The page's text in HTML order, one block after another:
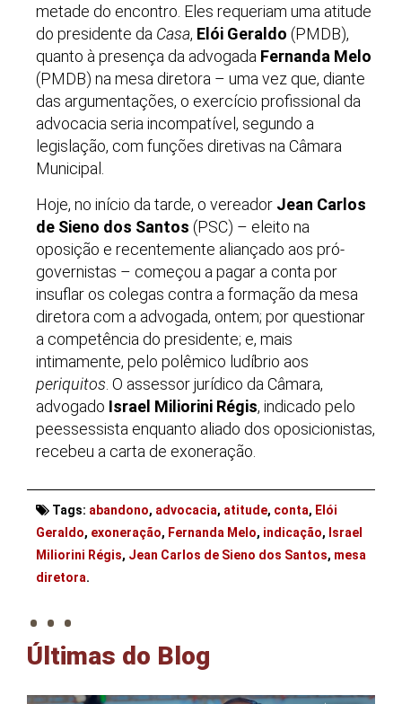
metade do encontro. Eles requeriam uma atitude
do presidente da Casa, Elói Geraldo (PMDB),
quanto à presença da advogada Fernanda Melo
(PMDB) na mesa diretora – uma vez que, diante
das argumentações, o exercício profissional da
advocacia seria incompatível, segundo a
legislação, com funções diretivas na Câmara
Municipal.
Hoje, no início da tarde, o vereador Jean Carlos
de Sieno dos Santos (PSC) – eleito na
oposição e recentemente aliançado aos pró-
governistas – começou a pagar a conta por
insuflar os colegas contra a formação da mesa
diretora com a advogada, ontem; por questionar
a competência do presidente; e, mais
intimamente, pelo polêmico ludíbrio aos
periquitos . O assessor jurídico da Câmara,
advogado Israel Miliorini Régis, indicado pelo
peessessista enquanto aliado dos oposicionistas,
recebeu a carta de exoneração.
Tags: abandono, advocacia, atitude, conta, Elói
Geraldo, exoneração, Fernanda Melo, indicação, Israel
Miliorini Régis, Jean Carlos de Sieno dos Santos, mesa
diretora.
. . .
Últimas do Blog